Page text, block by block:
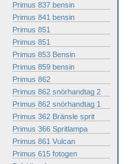
Primus 837 bensin
Primus 841 bensin
Primus 851
Primus 851
Primus 853 Bensin
Primus 859 bensin
Primus 862
Primus 862 snörhandtag 2
Primus 862 snörhandtag 1
Primus 362 Bränsle sprit
Primus 366 Spritlampa
Primus 861 Vulcan
Primus 615 fotogen